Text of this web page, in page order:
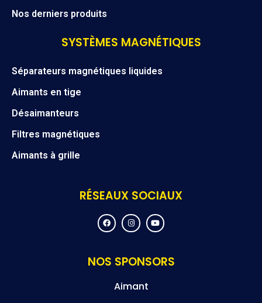
Nos derniers produits
SYSTÈMES MAGNÉTIQUES
Séparateurs magnétiques liquides
Aimants en tige
Désaimanteurs
Filtres magnétiques
Aimants à grille
RÉSEAUX SOCIAUX
F
a
c
o
o
I
n
s
g
r
Y
o
u
b
e
NOS SPONSORS
Aimant